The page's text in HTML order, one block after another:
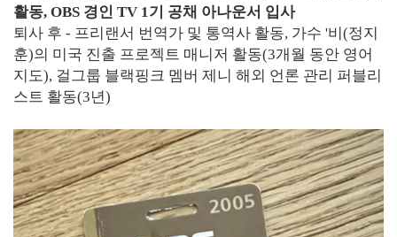
활동, OBS 경인 TV 1기 공채 아나운서 입사
퇴사 후 - 프리랜서 번역가 및 통역사 활동, 가수 '비(정지
훈)의 미국 진출 프로젝트 매니저 활동(3개월 동안 영어
지도), 걸그룹 블랙핑크 멤버 제니 해외 언론 관리 퍼블리
스트 활동(3년)